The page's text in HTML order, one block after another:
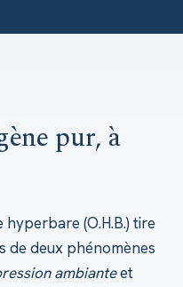
pur, à
(O.H.B.) tire
de deux phénomènes
ambianteet